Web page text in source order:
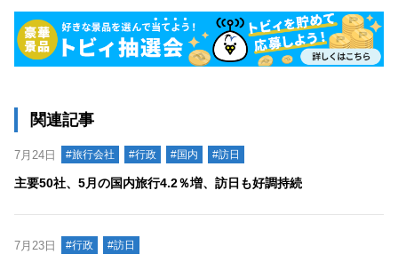
関連記事
7月24日 #旅行会社 #行政 #国内 #訪日
主要50社、5月の国内旅行4.2％増、訪日も好調持続
7月23日 #行政 #訪日